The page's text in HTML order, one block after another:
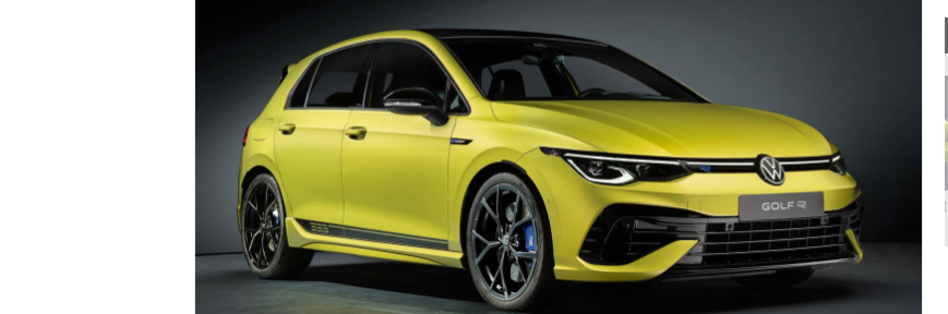
Mercedes CLS & CLS Shooti... Dodge Challenger SRT Hell...
BEKIJK 38 FOTO'S
Audi Q9 / SQ9
BEKIJK 35 FOTO'S
Skoda Fabia pack Sport
BEKIJK 9 FOTO'S